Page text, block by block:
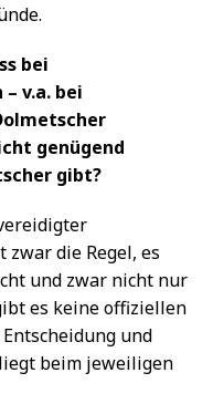
bei
v.a. bei
genügend
gibt?
die Regel, es
und zwar nicht nur
es keine offiziellen
und
beim jeweiligen